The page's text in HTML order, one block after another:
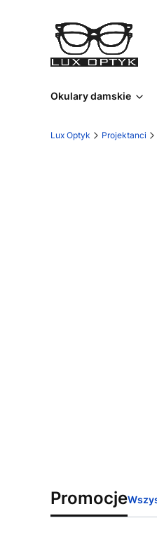
Okulary damskie
Lux Optyk Projektanci
Promocje